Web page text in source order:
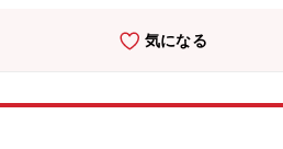
気になる